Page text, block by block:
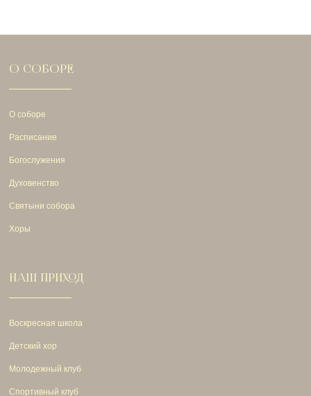
О СОБОРЕ
О соборе
Расписание
Богослужения
Духовенство
Святыни собора
Хоры
НАШ ПРИХОД
Воскресная школа
Детский хор
Молодежный клуб
Спортивный клуб